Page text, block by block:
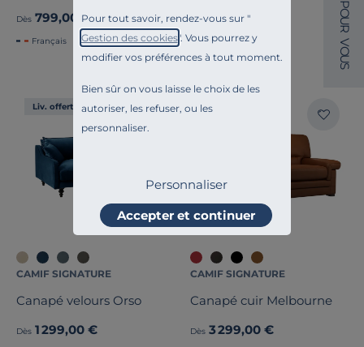
Pour tout savoir, rendez-vous sur "
Gestion des cookies". Vous pourrez y
modifier vos préférences à tout moment.
Bien sûr on vous laisse le choix de les
autoriser, les refuser, ou les
personnaliser.
Personnaliser
Accepter et continuer
Dès 799,00 €
Français
Dès 1 299,00 €
Français
Liv. offerte
CAMIF SIGNATURE
Canapé velours Orso
Dès 1 299,00 €
Liv. offerte
CAMIF SIGNATURE
Canapé cuir Melbourne
Dès 3 299,00 €
P
O
U
R
V
O
U
S